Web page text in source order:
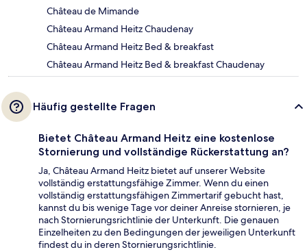
Château de Mimande
Château Armand Heitz Chaudenay
Château Armand Heitz Bed & breakfast
Château Armand Heitz Bed & breakfast Chaudenay
Häufig gestellte Fragen
Bietet Château Armand Heitz eine kostenlose
Stornierung und vollständige Rückerstattung an?
Ja, Château Armand Heitz bietet auf unserer Website
vollständig erstattungsfähige Zimmer. Wenn du einen
vollständig erstattungsfähigen Zimmertarif gebucht hast,
kannst du bis wenige Tage vor deiner Anreise stornieren, je
nach Stornierungsrichtlinie der Unterkunft. Die genauen
Einzelheiten zu den Bedingungen der jeweiligen Unterkunft
findest du in deren Stornierungsrichtlinie.